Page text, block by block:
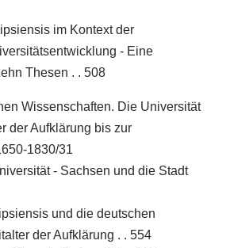
im Kontext der
- Eine
Thesen . . 508
Wissenschaften. Die Universität
der Aufklärung bis zur
1830/31
- Sachsen und die Stadt
und die deutschen
der Aufklärung . . 554